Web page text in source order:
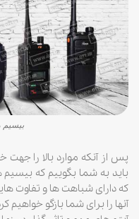
بیسیم
پس از آنکه موارد بالا را
باید به شما بگوییم که بیسیم
که دارای شباهت ها و تفاوت
آنها را برای شما بازگو خواهیم